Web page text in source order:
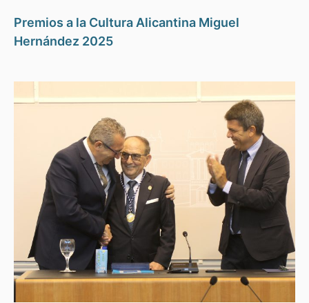
Premios a la Cultura Alicantina Miguel
Hernández 2025